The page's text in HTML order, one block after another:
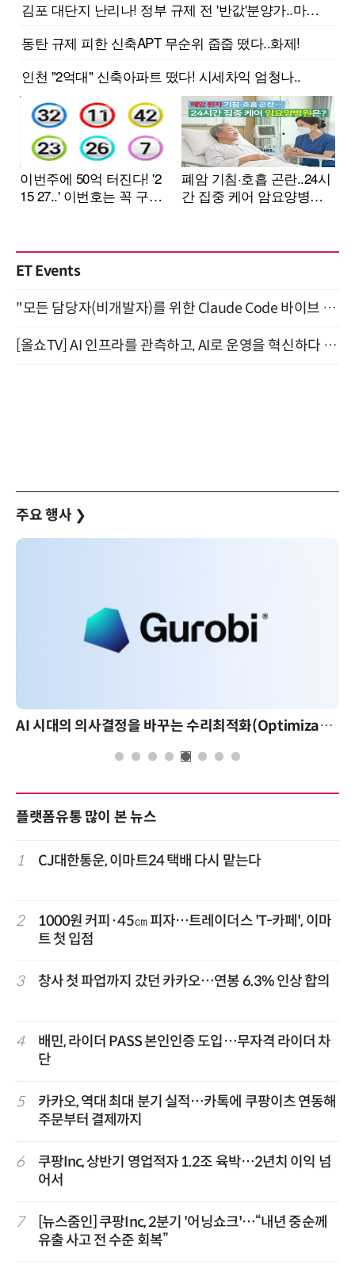
ET Events
"모든 담당자(비개발자)를 위한 Claude Code 바이브 코딩 2-day 부트캠프" 9월 16~17일 개최
[올쇼TV] AI 인프라를 관측하고, AI로 운영을 혁신하다 (8월 11일 생방송)
주요 행사 ❯
AI 시대의 의사결정을 바꾸는 수리최적화(Optimization): 실제 산업 적용 사례와 활용 전략
플랫폼유통 많이 본 뉴스
1 CJ대한통운, 이마트24 택배 다시 맡는다
2
1000원 커피·45㎝ 피자…트레이더스 'T-카페', 이마
트 첫 입점
3 창사 첫 파업까지 갔던 카카오…연봉 6.3% 인상 합의
4
배민, 라이더 PASS 본인인증 도입…무자격 라이더 차
단
5
카카오, 역대 최대 분기 실적…카톡에 쿠팡이츠 연동해
주문부터 결제까지
6
쿠팡Inc, 상반기 영업적자 1.2조 육박…2년치 이익 넘
어서
7
[뉴스줌인] 쿠팡Inc, 2분기 '어닝쇼크'…“내년 중순께
유출 사고 전 수준 회복”